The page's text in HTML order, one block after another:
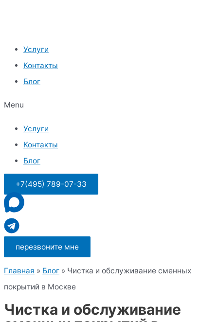
Услуги
Контакты
Блог
Menu
Услуги
Контакты
Блог
+7(495) 789-07-33
перезвоните мне
Главная » Блог » Чистка и обслуживание сменных
покрытий в Москве
Чистка и обслуживание